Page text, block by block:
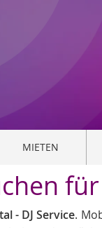
MIETEN
- DJ Service.